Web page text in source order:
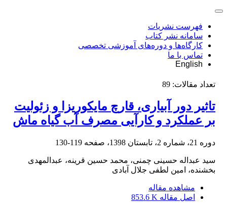
فهرست نشریات
سامانه نشر کتاب
کارگاه‌ها و دوره‌های آموزشی تخصصی
تماس با ما
English
تعداد مقالات: 89
تاثیر دور آبیاری، قارچ مایکوریزا و زئولیت
بر عملکرد و کارآیی مصرف آب گیاه ماش
دوره 21، شماره 2، تابستان 1398، صفحه 119-130
سید عبداله حسینی چمنی، محمد حسین قرینه، عبدالمهدی
بخشنده، امین لطفی جلال آبادی
مشاهده مقاله
اصل مقاله 853.6 K